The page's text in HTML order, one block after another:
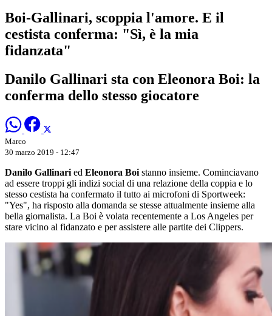
Boi-Gallinari, scoppia l'amore. E il
cestista conferma: "Sì, è la mia
fidanzata"
Danilo Gallinari sta con Eleonora Boi: la
conferma dello stesso giocatore
Marco
30 marzo 2019 - 12:47
Danilo Gallinari ed Eleonora Boi stanno insieme. Cominciavano
ad essere troppi gli indizi social di una relazione della coppia e lo
stesso cestista ha confermato il tutto ai microfoni di Sportweek:
"Yes", ha risposto alla domanda se stesse attualmente insieme alla
bella giornalista. La Boi è volata recentemente a Los Angeles per
stare vicino al fidanzato e per assistere alle partite dei Clippers.